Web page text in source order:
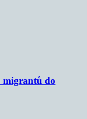
migrantů do